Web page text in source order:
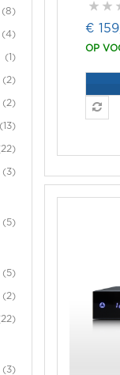
€
OP
8item
4item
1 item
2item
2item
13item
22item
3item
5item
5item
2item
22item
3item